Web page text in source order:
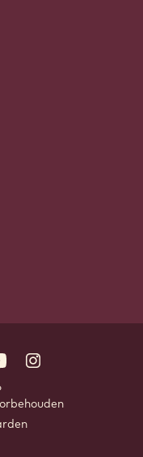
window.
a new window.
Opens in a new
Instagram